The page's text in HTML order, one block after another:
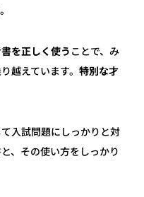
を正しく使うことで、み
越えています。特別な才
入試問題にしっかりと対
、その使い方をしっかり